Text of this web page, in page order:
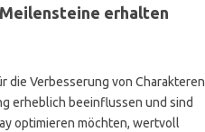
erhalten
die Verbesserung von Charakteren
erheblich beeinflussen und sind
optimieren möchten, wertvoll